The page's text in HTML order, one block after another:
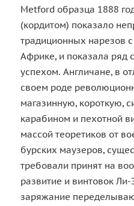
Metford образца 1888
(кордитом) показало
традиционных нарезов
Африке, и показала ряд
успехом. Англичане, в
своем роде
магазинную, короткую,
карабином и пехотной
массой теоретиков от
бурских маузеров,
требовали принят на
развитие и винтовок
заряжание